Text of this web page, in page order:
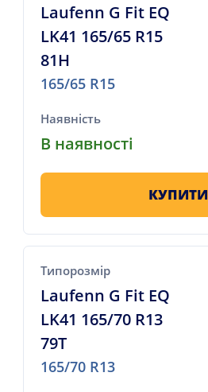
Laufenn G Fit EQ
LK41 165/65 R15
81H
165/65 R15
Наявність
В наявності
КУПИТИ
Типорозмір
Laufenn G Fit EQ
LK41 165/70 R13
79T
165/70 R13